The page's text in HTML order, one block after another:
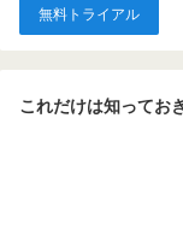
無料トライアル
これだけは知ってお